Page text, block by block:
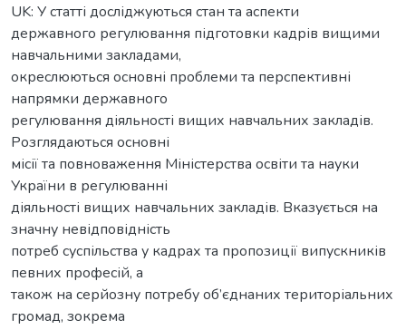
UK: У статті досліджуються стан та аспекти
державного регулювання підготовки кадрів вищими
навчальними закладами,
окреслюються основні проблеми та перспективні
напрямки державного
регулювання діяльності вищих навчальних закладів.
Розглядаються основні
місії та повноваження Міністерства освіти та науки
України в регулюванні
діяльності вищих навчальних закладів. Вказується на
значну невідповідність
потреб суспільства у кадрах та пропозиції випускників
певних професій, а
також на серйозну потребу об’єднаних територіальних
громад, зокрема